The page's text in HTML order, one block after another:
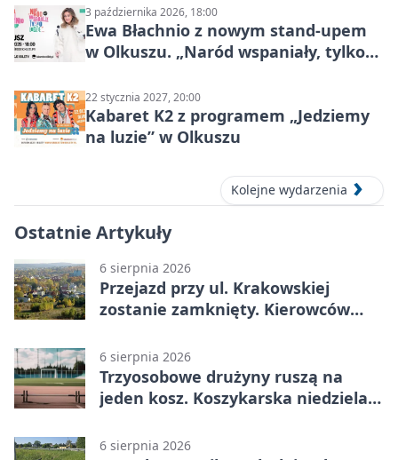
3 października 2026, 18:00
Ewa Błachnio z nowym stand-upem
w Olkuszu. „Naród wspaniały, tylko
22 stycznia 2027, 20:00
Kabaret K2 z programem „Jedziemy
na luzie” w Olkuszu
Kolejne wydarzenia
Ostatnie Artykuły
6 sierpnia 2026
Przejazd przy ul. Krakowskiej
zostanie zamknięty. Kierowców
6 sierpnia 2026
Trzyosobowe drużyny ruszą na
jeden kosz. Koszykarska niedziela
6 sierpnia 2026